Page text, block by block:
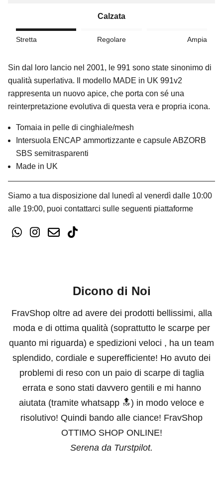
Calzata
Stretta Regolare Ampia
Sin dal loro lancio nel 2001, le 991 sono state sinonimo di
qualità superlativa. Il modello MADE in UK 991v2
rappresenta un nuovo apice, che porta con sé una
reinterpretazione evolutiva di questa vera e propria icona.
Tomaia in pelle di cinghiale/mesh
Intersuola ENCAP ammortizzante e capsule ABZORB
SBS semitrasparenti
Made in UK
Siamo a tua disposizione dal lunedì al venerdì dalle 10:00
alle 19:00, puoi contattarci sulle seguenti piattaforme
Dicono di Noi
FravShop oltre ad avere dei prodotti bellissimi, alla
moda e di ottima qualità (soprattutto le scarpe per
quanto mi riguarda) e spedizioni veloci , ha un team
splendido, cordiale e superefficiente! Ho avuto dei
problemi di reso con un paio di scarpe di taglia
errata e sono stati davvero gentili e mi hanno
aiutata (tramite whatsapp 🔝) in modo veloce e
risolutivo! Quindi bando alle ciance! FravShop
OTTIMO SHOP ONLINE!
Serena da Turstpilot.